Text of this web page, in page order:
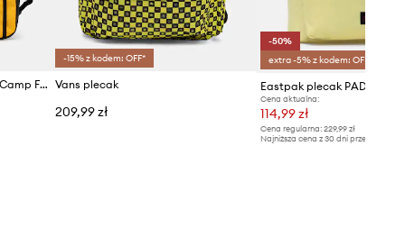
The North Face plecak Base Camp Fuse Box
-15% z kodem: OFF*
Vans plecak
209,99 zł
-50%
extra -5% z kodem: OFF*
Eastpak plecak PADDED
Cena aktualna:
114,99 zł
Cena regularna: 229,99 zł
Najniższa cena z 30 dni przed obniżką: